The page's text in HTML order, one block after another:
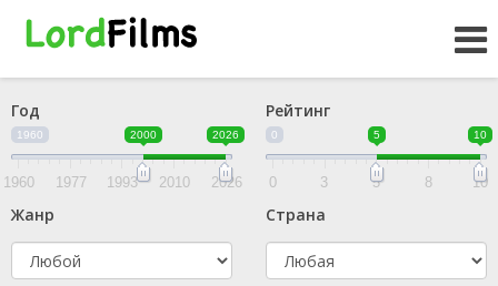
Год
1960 2000 2026
1960 1977 1993 2010 2026
Рейтинг
0 5 10
0 3 5 8 10
Жанр Страна